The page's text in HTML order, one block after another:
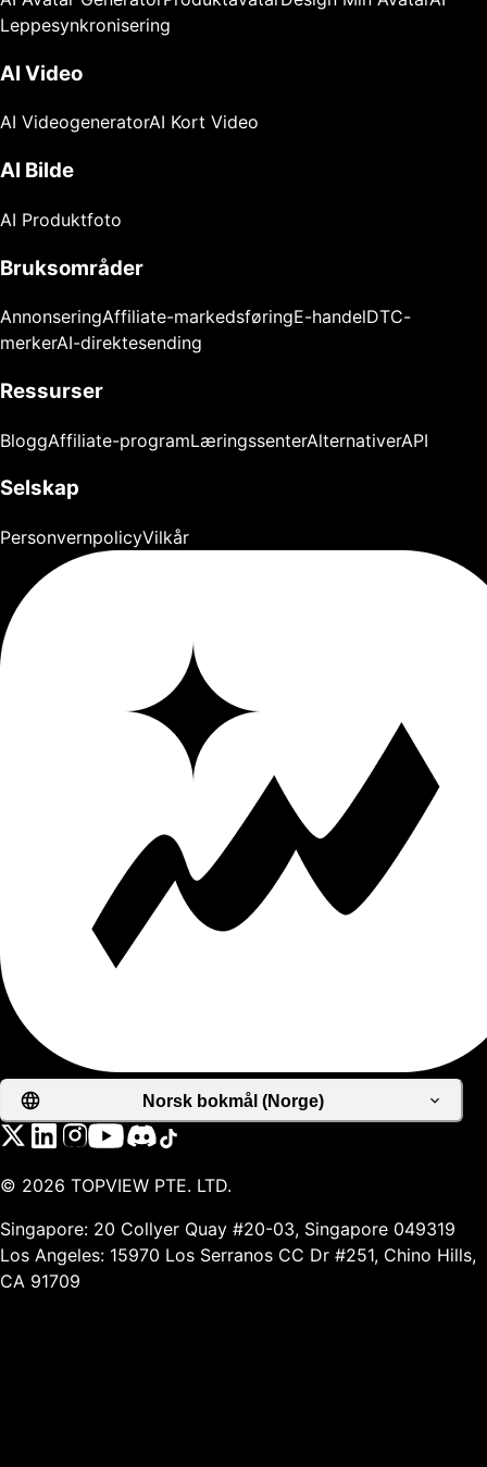
Leppesynkronisering
AI Video
AI VideogeneratorAI Kort Video
AI Bilde
AI Produktfoto
Bruksområder
AnnonseringAffiliate-markedsføringE-handelDTC-
merkerAI-direktesending
Ressurser
BloggAffiliate-programLæringssenterAlternativerAPI
Selskap
PersonvernpolicyVilkår
Norsk bokmål (Norge)
© 2026 TOPVIEW PTE. LTD.
Singapore: 20 Collyer Quay #20-03, Singapore 049319
Los Angeles: 15970 Los Serranos CC Dr #251, Chino Hills,
CA 91709